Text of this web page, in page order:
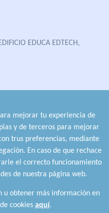
EDUCA EDTECH,
mejorar tu experiencia de
y de terceros para mejorar
trus preferencias, mediante
En caso de que rechace
el correcto funcionamiento
de nuestra página web.
u obtener más información en
cookies aquí.